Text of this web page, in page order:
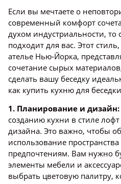
Если вы мечтаете о
современный комфорт
духом индустриальности, то
подходит для вас. Этот
ателье Нью-Йорка,
сочетание сырых
сделать вашу беседку
как купить кухню для
1. Планирование и дизайн:
созданию кухни в стиле
дизайна. Это важно, чтобы
использование
предпочтениям. Вам нужно
элементы мебели и
выбрать цветовую палитру,